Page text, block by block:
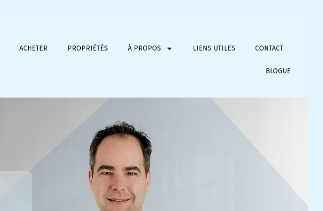
ACHETER PROPRIÉTÉS À PROPOS LIENS UTILES CONTACT
BLOGUE